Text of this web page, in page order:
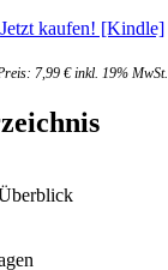
Jetzt kaufen! [Kindle]
7,99 € inkl. 19% MwSt.